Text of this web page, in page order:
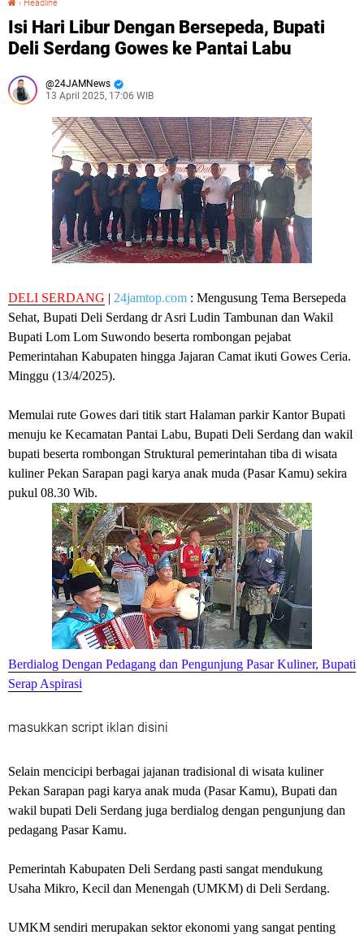
› Headline
Isi Hari Libur Dengan Bersepeda, Bupati
Deli Serdang Gowes ke Pantai Labu
24JAMNews
13 April 2025, 17:06 WIB
DELI SERDANG | 24jamtop.com : Mengusung Tema Bersepeda
Sehat, Bupati Deli Serdang dr Asri Ludin Tambunan dan Wakil
Bupati Lom Lom Suwondo beserta rombongan pejabat
Pemerintahan Kabupaten hingga Jajaran Camat ikuti Gowes Ceria.
Minggu (13/4/2025).
Memulai rute Gowes dari titik start Halaman parkir Kantor Bupati
menuju ke Kecamatan Pantai Labu, Bupati Deli Serdang dan wakil
bupati beserta rombongan Struktural pemerintahan tiba di wisata
kuliner Pekan Sarapan pagi karya anak muda (Pasar Kamu) sekira
pukul 08.30 Wib.
Berdialog Dengan Pedagang dan Pengunjung Pasar Kuliner, Bupati
Serap Aspirasi
masukkan script iklan disini
Selain mencicipi berbagai jajanan tradisional di wisata kuliner
Pekan Sarapan pagi karya anak muda (Pasar Kamu), Bupati dan
wakil bupati Deli Serdang juga berdialog dengan pengunjung dan
pedagang Pasar Kamu.
Pemerintah Kabupaten Deli Serdang pasti sangat mendukung
Usaha Mikro, Kecil dan Menengah (UMKM) di Deli Serdang.
UMKM sendiri merupakan sektor ekonomi yang sangat penting